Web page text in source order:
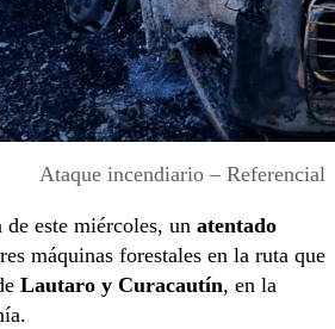
Ataque incendiario – Referencial
este miércoles, un atentado
máquinas forestales en la ruta que
Lautaro y Curacautín, en la